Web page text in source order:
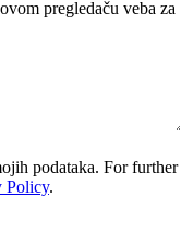
pregledaču veba za
podataka. For further
Policy.